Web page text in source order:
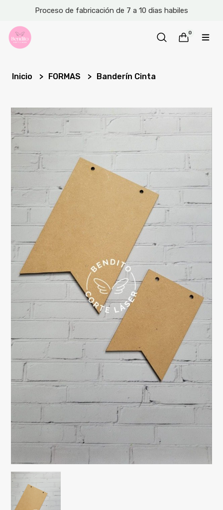
Proceso de fabricación de 7 a 10 dias habiles
0
Inicio FORMAS Banderín Cinta